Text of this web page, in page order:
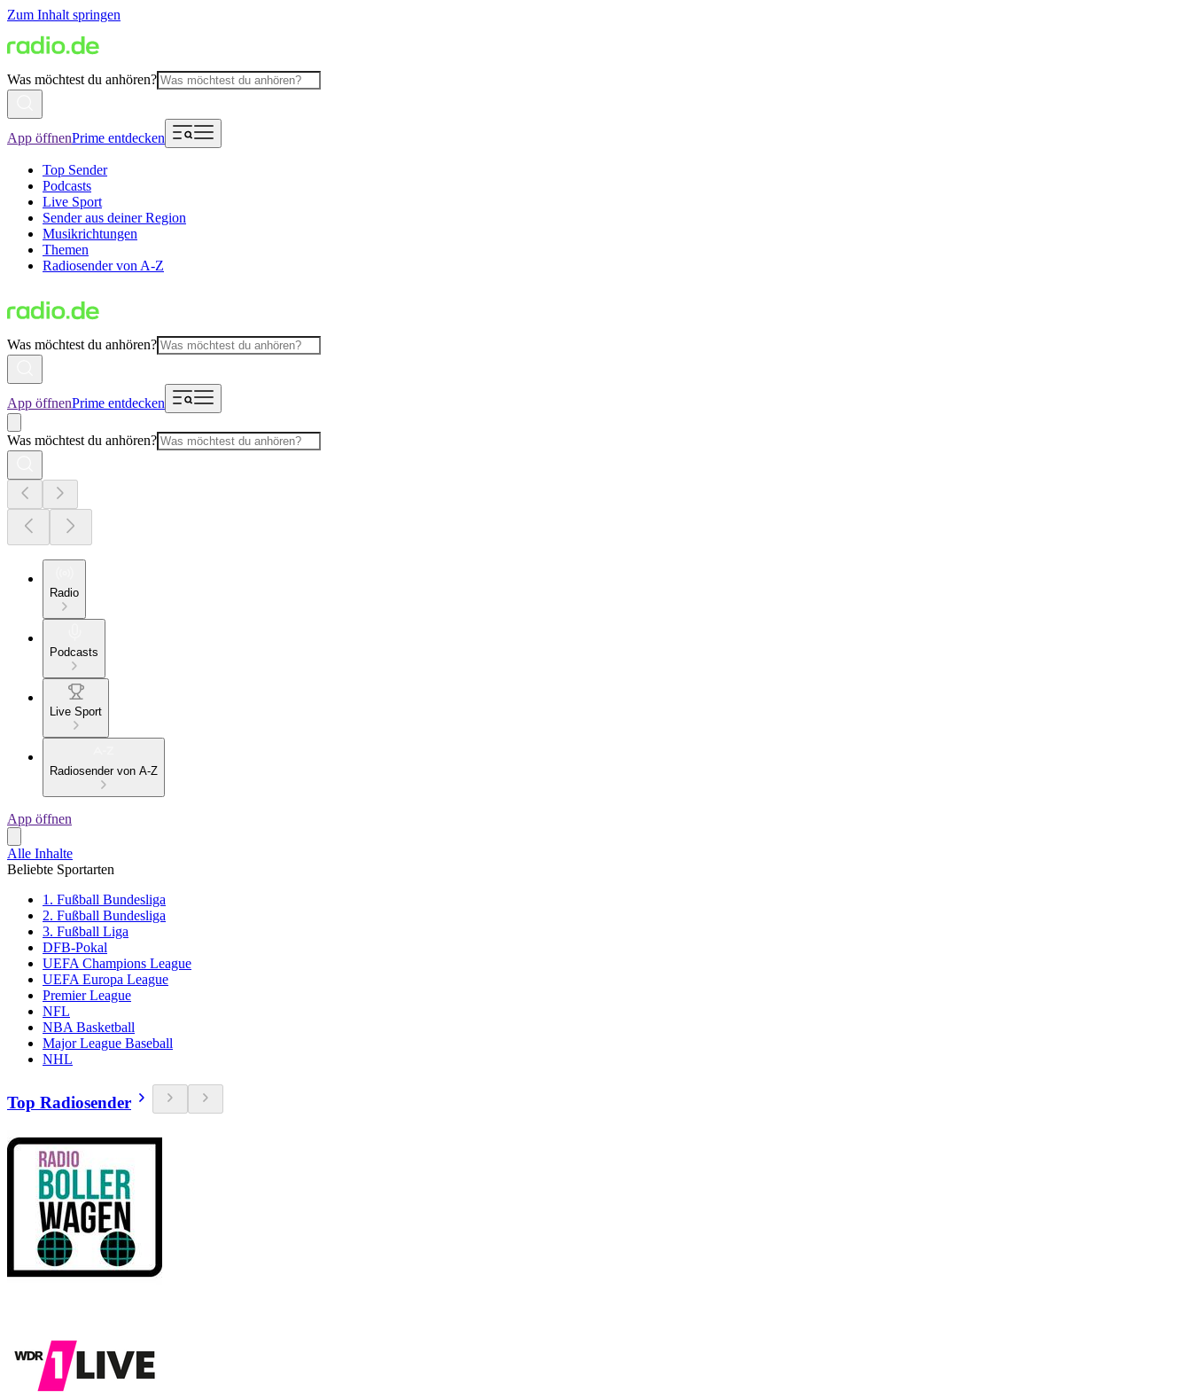
Zum Inhalt springen
Was möchtest du anhören?
App öffnenPrime entdecken
Top Sender
Podcasts
Live Sport
Sender aus deiner Region
Musikrichtungen
Themen
Radiosender von A-Z
Was möchtest du anhören?
App öffnenPrime entdecken
Was möchtest du anhören?
Radio
Podcasts
Live Sport
Radiosender von A-Z
App öffnen
Alle Inhalte
Beliebte Sportarten
1. Fußball Bundesliga
2. Fußball Bundesliga
3. Fußball Liga
DFB-Pokal
UEFA Champions League
UEFA Europa League
Premier League
NFL
NBA Basketball
Major League Baseball
NHL
Top Radiosender